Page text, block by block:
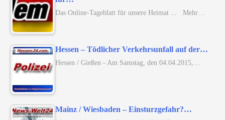
Das Online-Tageblatt für unsere Heimat ... Mehr…
Hessen – Tödlicher Verkehrsunfall auf der…
Hessen / Gießen - Am Samstag, den 04.04.2015,…
Mainz / Wiesbaden – Einsturzgefahr?…